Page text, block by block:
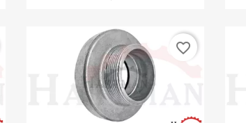
favorite_border